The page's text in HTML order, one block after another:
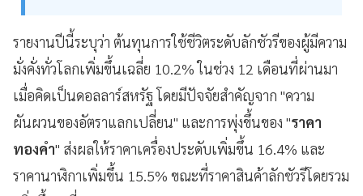
รายงานปีนี้ระบุว่า ต้นทุนการใช้ชีวิตระดับลักชัวรีของผู้มีความ
มั่งคั่งทั่วโลกเพิ่มขึ้นเฉลี่ย 10.2% ในช่วง 12 เดือนที่ผ่านมา
เมื่อคิดเป็นดอลลาร์สหรัฐ โดยมีปัจจัยสำคัญจาก "ความ
ผันผวนของอัตราแลกเปลี่ยน" และการพุ่งขึ้นของ "ราคา
ทองคำ" ส่งผลให้ราคาเครื่องประดับเพิ่มขึ้น 16.4% และ
ราคานาฬิกาเพิ่มขึ้น 15.5% ขณะที่ราคาสินค้าลักชัวรีโดยรวม